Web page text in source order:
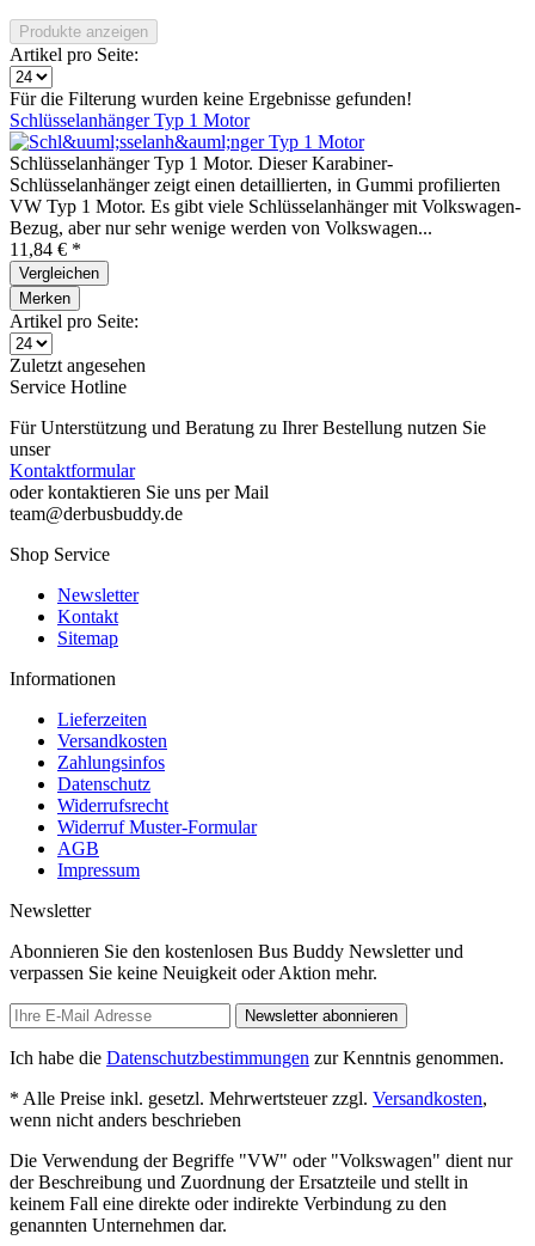
Produkte anzeigen
Artikel pro Seite:
Für die Filterung wurden keine Ergebnisse gefunden!
Schlüsselanhänger Typ 1 Motor
Schlüsselanhänger Typ 1 Motor. Dieser Karabiner-
Schlüsselanhänger zeigt einen detaillierten, in Gummi profilierten
VW Typ 1 Motor. Es gibt viele Schlüsselanhänger mit Volkswagen-
Bezug, aber nur sehr wenige werden von Volkswagen...
11,84 € *
Vergleichen
Merken
Artikel pro Seite:
Zuletzt angesehen
Service Hotline
Für Unterstützung und Beratung zu Ihrer Bestellung nutzen Sie
unser
Kontaktformular
oder kontaktieren Sie uns per Mail
team@derbusbuddy.de
Shop Service
Newsletter
Kontakt
Sitemap
Informationen
Lieferzeiten
Versandkosten
Zahlungsinfos
Datenschutz
Widerrufsrecht
Widerruf Muster-Formular
AGB
Impressum
Newsletter
Abonnieren Sie den kostenlosen Bus Buddy Newsletter und
verpassen Sie keine Neuigkeit oder Aktion mehr.
Newsletter abonnieren
Ich habe die Datenschutzbestimmungen zur Kenntnis genommen.
* Alle Preise inkl. gesetzl. Mehrwertsteuer zzgl. Versandkosten,
wenn nicht anders beschrieben
Die Verwendung der Begriffe "VW" oder "Volkswagen" dient nur
der Beschreibung und Zuordnung der Ersatzteile und stellt in
keinem Fall eine direkte oder indirekte Verbindung zu den
genannten Unternehmen dar.